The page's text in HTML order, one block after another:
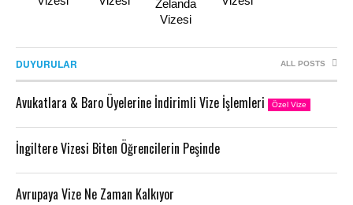
Zelanda
Vizesi
DUYURULAR ALL POSTS
Avukatlara & Baro Üyelerine İndirimli Vize İşlemleri Özel Vize
İngiltere Vizesi Biten Öğrencilerin Peşinde
Avrupaya Vize Ne Zaman Kalkıyor